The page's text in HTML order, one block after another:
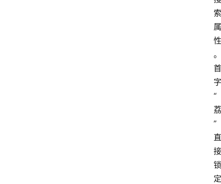
索
属
性
。
首
字
“
荔
”
直
接
锁
定